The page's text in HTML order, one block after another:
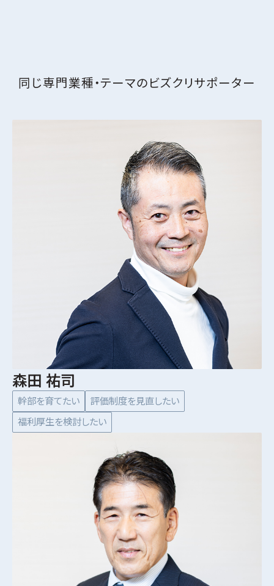
同じ専門業種・テーマの ビズクリサポーター
森田 祐司
幹部を育てたい
評価制度を見直したい
福利厚生を検討したい